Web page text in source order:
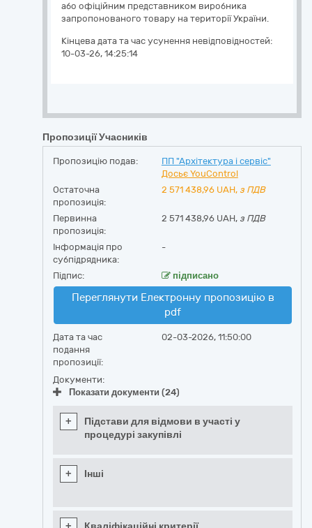
або офіційним представником виробника
запропонованого товару на території України.
Кінцева дата та час усунення невідповідностей:
10-03-26, 14:25:14
Пропозиції Учасників
Пропозицію подав:
ПП "Архітектура і сервіс"
Досьє YouControl
Остаточна
пропозиція:
2 571 438,96 UAH, з ПДВ
Первинна
пропозиція:
2 571 438,96 UAH, з ПДВ
Інформація про
субпідрядника:
-
Підпис: підписано
Переглянути Електронну пропозицію в
pdf
Дата та час
подання
пропозиції:
02-03-2026, 11:50:00
Документи:
Показати документи (24)
+
Підстави для відмови в участі у
процедурі закупівлі
+ Інші